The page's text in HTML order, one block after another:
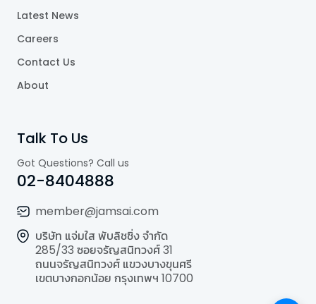
Latest News
Careers
Contact Us
About
Talk To Us
Got Questions? Call us
02-8404888
member@jamsai.com
บริษัท แจ่มใส พับลิชชิ่ง จำกัด
285/33 ซอยจรัญสนิทวงศ์ 31
ถนนจรัญสนิทวงศ์ แขวงบางขุนศรี
เขตบางกอกน้อย กรุงเทพฯ 10700